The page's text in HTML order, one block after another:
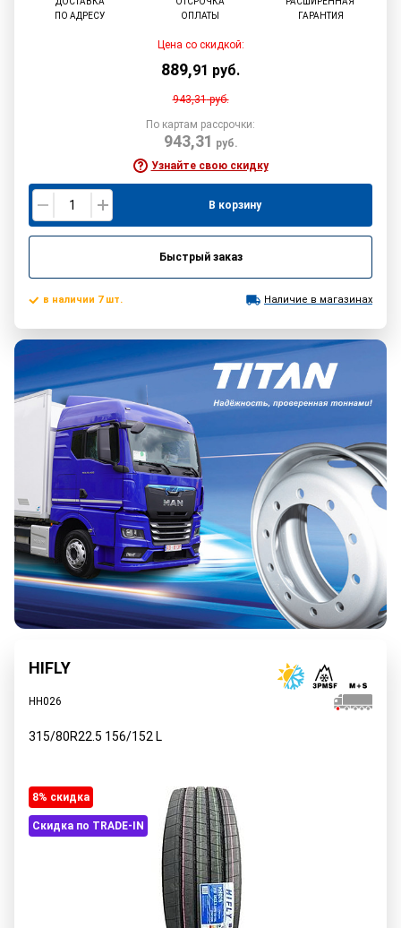
ПО АДРЕСУ
ОПЛАТЫ
ГАРАНТИЯ
Цена со скидкой:
889,91 руб.
943,31руб.
По картам рассрочки:
943,31 руб.
Узнайте свою скидку
В корзину
Быстрый заказ
в наличии 7 шт. Наличие в магазинах
HIFLY
HH026
315/80R22.5 156/152 L
8% cкидка
Скидка по TRADE-IN